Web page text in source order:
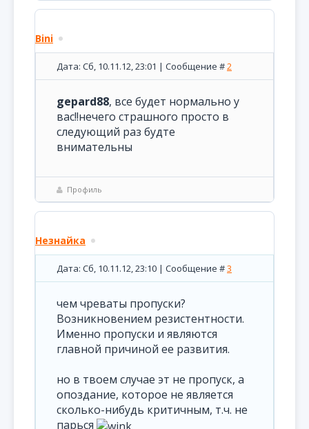
Bini
Дата: Сб, 10.11.12, 23:01 | Сообщение #2
gepard88, все будет нормально у
вас!!нечего страшного просто в
следующий раз будте
внимательны
Профиль
Незнайка
Дата: Сб, 10.11.12, 23:10 | Сообщение #3
чем чреваты пропуски?
Возникновением резистентности.
Именно пропуски и являются
главной причиной ее развития.
но в твоем случае эт не пропуск, а
опоздание, которое не является
сколько-нибудь критичным, т.ч. не
парься